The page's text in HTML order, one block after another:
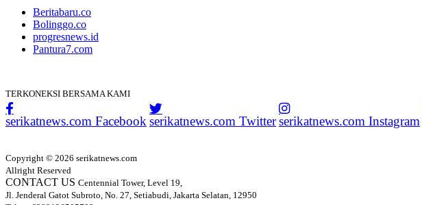
Beritabaru.co
Bolinggo.co
progresnews.id
Pantura7.com
TERKONEKSI BERSAMA KAMI
serikatnews.com Facebook serikatnews.com Twitter serikatnews.com Instagram
Copyright © 2026 serikatnews.com
Allright Reserved
CONTACT US Centennial Tower, Level 19,
Jl. Jenderal Gatot Subroto, No. 27, Setiabudi, Jakarta Selatan, 12950